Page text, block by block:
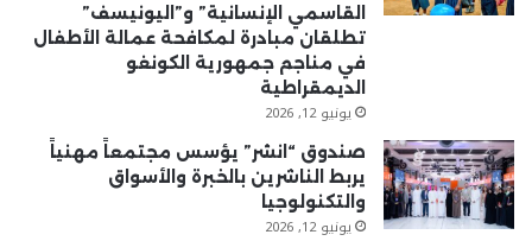
القاسمي الإنسانية” و”اليونيسف”
تطلقان مبادرة لمكافحة عمالة الأطفال
في مناجم جمهورية الكونغو
الديمقراطية
يونيو 12, 2026
صندوق “انشر” يؤسس مجتمعاً مهنياً
يربط الناشرين بالخبرة والأسواق
والتكنولوجيا
يونيو 12, 2026